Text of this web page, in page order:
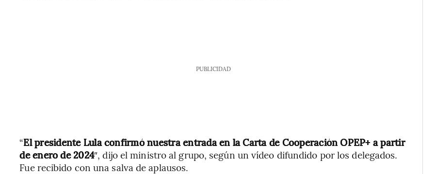
PUBLICIDAD
“El presidente Lula confirmó nuestra entrada en la Carta de Cooperación OPEP+ a partir
de enero de 2024″, dijo el ministro al grupo, según un vídeo difundido por los delegados.
Fue recibido con una salva de aplausos.